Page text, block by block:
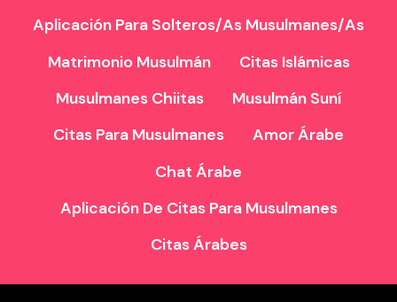
Aplicación Para Solteros/as Musulmanes/as
Matrimonio Musulmán
Citas Islámicas
Musulmanes Chiitas
Musulmán Suní
Citas Para Musulmanes
Amor Árabe
Chat Árabe
Aplicación De Citas Para Musulmanes
Citas Árabes